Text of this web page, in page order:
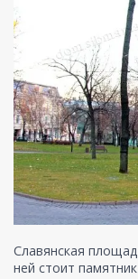
Славянская
ней стоит